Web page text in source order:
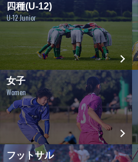
四種(U-12)
U-12 Junior
女子
Women
フットサル